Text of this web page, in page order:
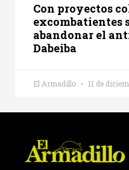
Con proyectos
excombatientes
abandonar el
Dabeiba
El Armadillo 11 de